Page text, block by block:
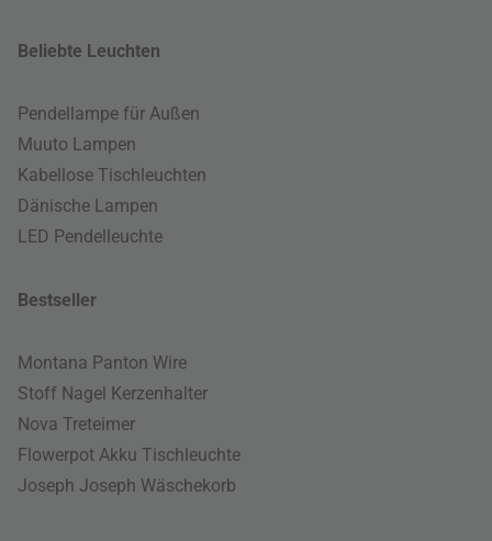
Beliebte Leuchten
Pendellampe für Außen
Muuto Lampen
Kabellose Tischleuchten
Dänische Lampen
LED Pendelleuchte
Bestseller
Montana Panton Wire
Stoff Nagel Kerzenhalter
Nova Treteimer
Flowerpot Akku Tischleuchte
Joseph Joseph Wäschekorb